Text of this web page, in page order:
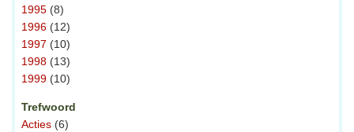
1995 (8)
1996 (12)
1997 (10)
1998 (13)
1999 (10)
Trefwoord
Acties (6)